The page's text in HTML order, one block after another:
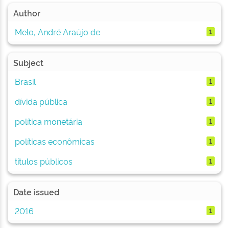
Author
Melo, André Araújo de
1
Subject
Brasil
1
dívida pública 1
política monetária 1
políticas econômicas 1
títulos públicos 1
Date issued
2016
1